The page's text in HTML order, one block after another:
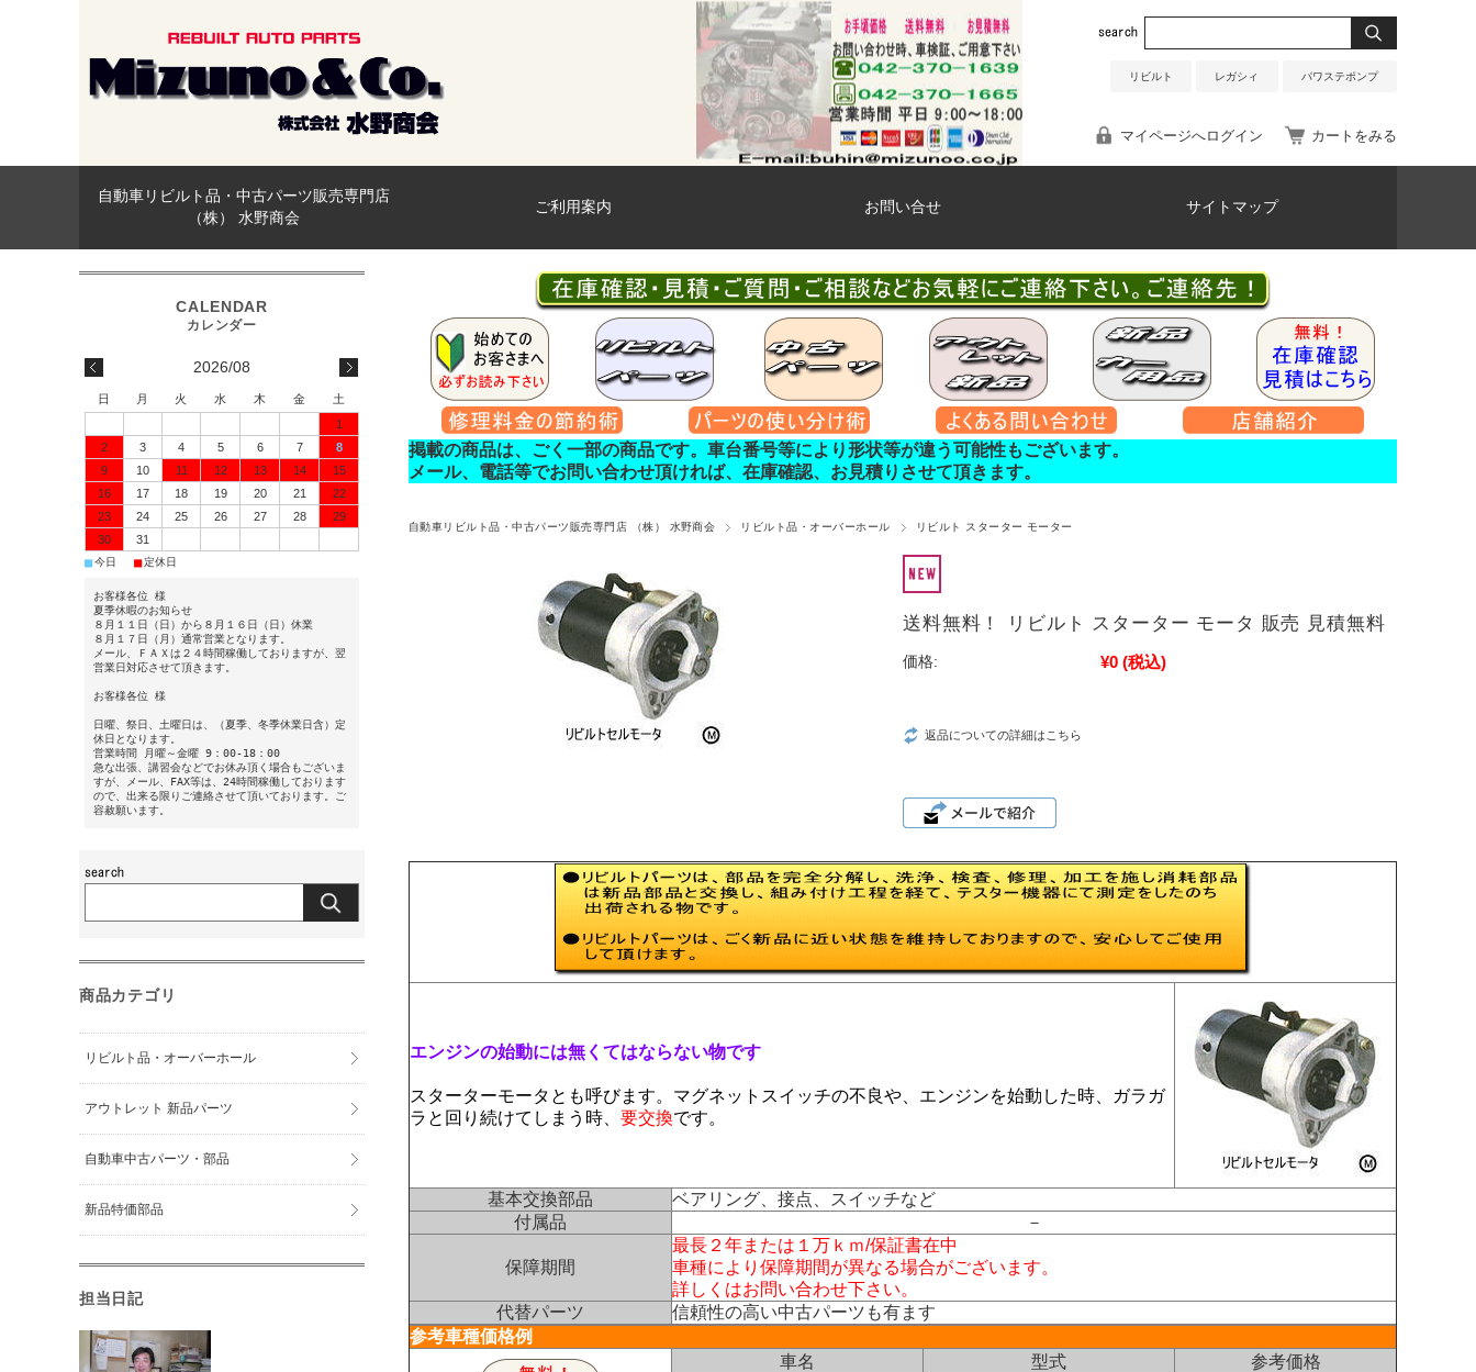
リビルト レガシィ パワステポンプ
マイページへログイン カートをみる
自動車リビルト品・中古パーツ販売専門店
（株） 水野商会
ご利用案内 お問い合せ サイトマップ
掲載の商品は、ごく一部の商品です。車台番号等により形状等が違う可能性もございます。
メール、電話等でお問い合わせ頂ければ、在庫確認、お見積りさせて頂きます。
自動車リビルト品・中古パーツ販売専門店 （株） 水野商会 リビルト品・オーバーホール リビルト スターター モーター
送料無料！ リビルト スターター モータ 販売 見積無料
価格: ¥0 (税込)
返品についての詳細はこちら
エンジンの始動には無くてはならない物です
スターターモータとも呼びます。マグネットスイッチの不良や、エンジンを始動した時、ガラガ
ラと回り続けてしまう時、 要交換です。
基本交換部品
ベアリング、接点、スイッチなど
付属品
－
保障期間
最長２年または１万ｋｍ/保証書在中
車種により保障期間が異なる場合がございます。
詳しくはお問い合わせ下さい。
代替パーツ
信頼性の高い中古パーツも有ます
参考車種価格例
車名
型式
参考価格
2026/08
日 月 火 水 木 金
土
1
2
3 4 5 6 7
8
9
10 11 12 13 14
15
16
17 18 19 20 21
22
23
24 25 26 27 28
29
30
31
■今日 ■定休日
お客様各位 様
夏季休暇のお知らせ
８月１１日（日）から８月１６日（日）休業
８月１７日（月）通常営業となります。
メール、ＦＡＸは２４時間稼働しておりますが、翌
営業日対応させて頂きます。
お客様各位 様
日曜、祭日、土曜日は、（夏季、冬季休業日含）定
休日となります。
営業時間 月曜～金曜 9：00-18：00
急な出張、講習会などでお休み頂く場合もございま
すが、メール、FAX等は、24時間稼働しております
ので、出来る限りご連絡させて頂いております。ご
容赦願います。
商品カテゴリ
リビルト品・オーバーホール
アウトレット 新品パーツ
自動車中古パーツ・部品
新品特価部品
担当日記